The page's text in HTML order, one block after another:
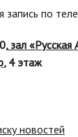
запись по
зал «Русская
, 4 этаж
новостей